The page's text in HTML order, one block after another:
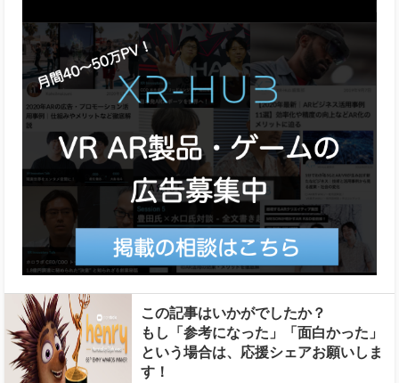
この記事はいかがでしたか？
もし「参考になった」「面白かった」
という場合は、応援シェアお願いしま
す！